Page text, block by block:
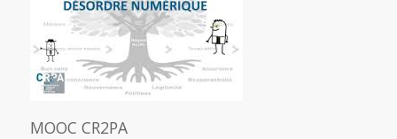
MOOC CR2PA